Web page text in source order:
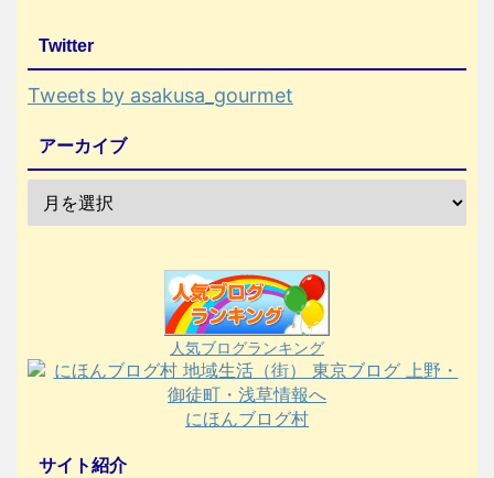
Twitter
Tweets by asakusa_gourmet
アーカイブ
人気ブログランキング
にほんブログ村
サイト紹介